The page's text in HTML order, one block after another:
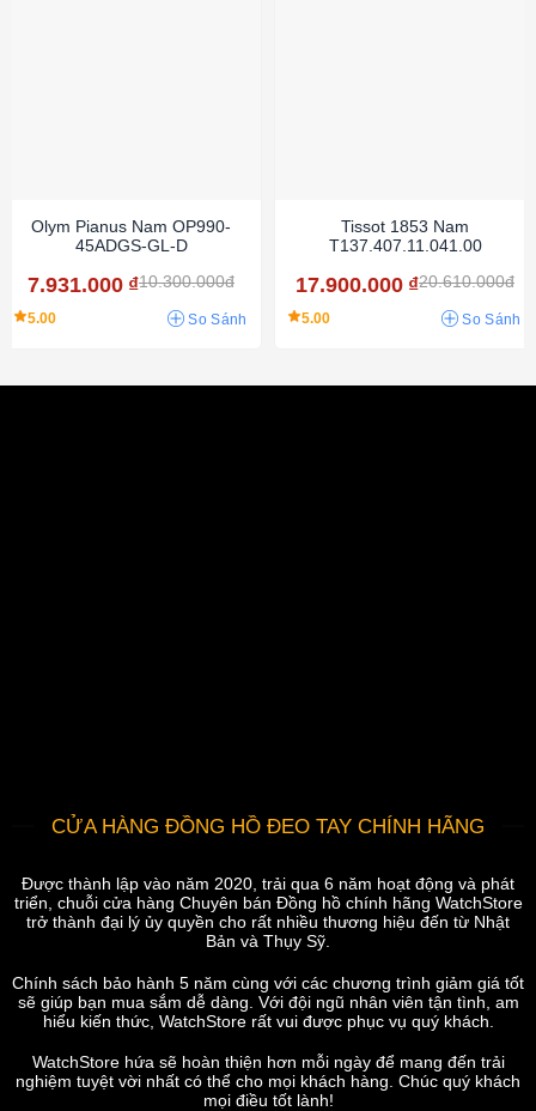
Olym Pianus Nam OP990-
45ADGS-GL-D
7.931.000 ₫10.300.000đ
5.00 So Sánh
Tissot 1853 Nam
T137.407.11.041.00
17.900.000 ₫20.610.000đ
5.00 So Sánh
CỬA HÀNG ĐỒNG HỒ ĐEO TAY CHÍNH HÃNG
Được thành lập vào năm 2020, trải qua 6 năm hoạt động và phát
triển, chuỗi cửa hàng Chuyên bán Đồng hồ chính hãng WatchStore
trở thành đại lý ủy quyền cho rất nhiều thương hiệu đến từ Nhật
Bản và Thụy Sỹ.
Chính sách bảo hành 5 năm cùng với các chương trình giảm giá tốt
sẽ giúp bạn mua sắm dễ dàng. Với đội ngũ nhân viên tận tình, am
hiểu kiến thức, WatchStore rất vui được phục vụ quý khách.
WatchStore hứa sẽ hoàn thiện hơn mỗi ngày để mang đến trải
nghiệm tuyệt vời nhất có thể cho mọi khách hàng. Chúc quý khách
mọi điều tốt lành!